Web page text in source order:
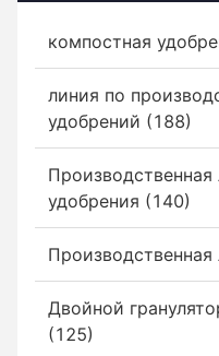
компостная
линия по
удобрений (188)
Производственная
удобрения (140)
Двойной
(125)